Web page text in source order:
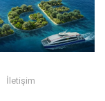
İletişim